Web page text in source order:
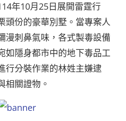
年10月25日展開雷霆行
頭份的豪華別墅。當專案人
漫刺鼻氣味，各式製毒設備
如隱身都市中的地下毒品工
行分裝作業的林姓主嫌逮
相關證物。